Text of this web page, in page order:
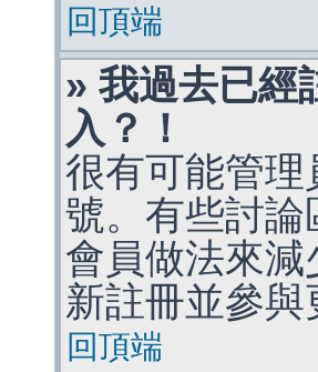
回頂端
» 我過去已經
入？！
很有可能管
號。有些討
會員做法來
新註冊並參
回頂端